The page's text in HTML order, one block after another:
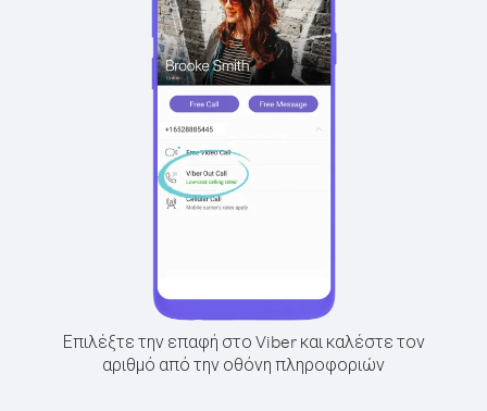
Επιλέξτε την επαφή στο Viber και καλέστε τον
αριθμό από την οθόνη πληροφοριών